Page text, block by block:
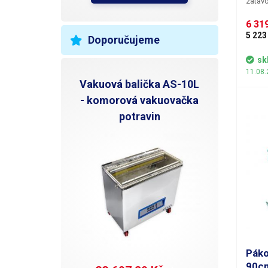
Doporučujeme
Vakuová balička AS-10L
- komorová vakuovačka
potravin
zboží
fólií.
pásy
po
6
5 223